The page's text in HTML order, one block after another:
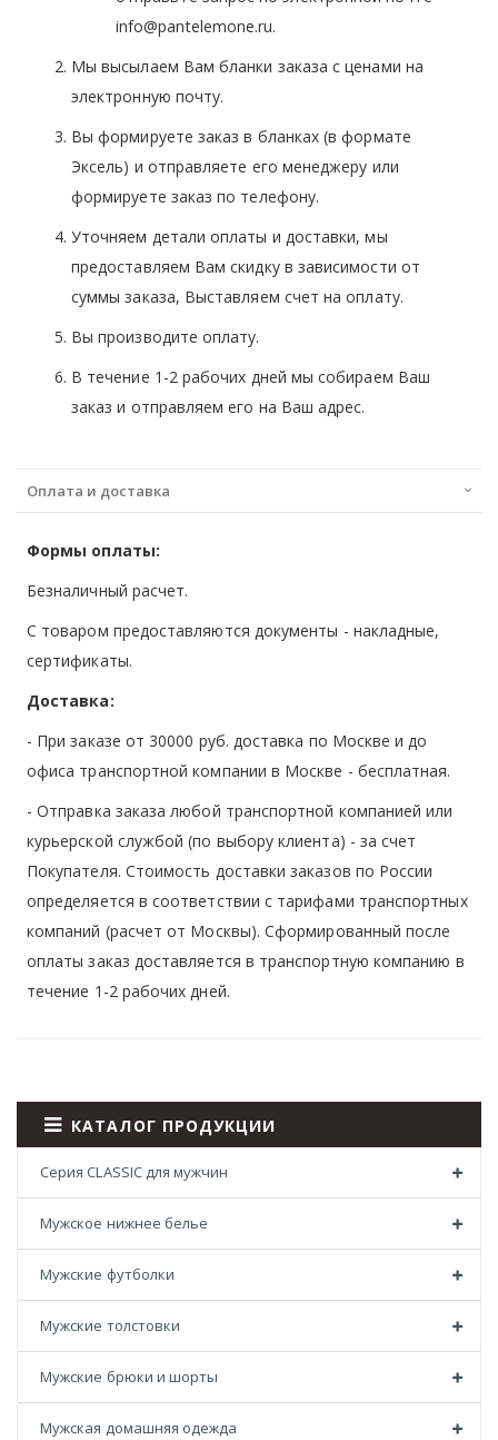
info@pantelemone.ru.
Мы высылаем Вам бланки заказа с ценами на
электронную почту.
Вы формируете заказ в бланках (в формате
Эксель) и отправляете его менеджеру или
формируете заказ по телефону.
Уточняем детали оплаты и доставки, мы
предоставляем Вам скидку в зависимости от
суммы заказа, Выставляем счет на оплату.
Вы производите оплату.
В течение 1-2 рабочих дней мы собираем Ваш
заказ и отправляем его на Ваш адрес.
Оплата и доставка
Формы оплаты:
Безналичный расчет.
С товаром предоставляются документы - накладные,
сертификаты.
Доставка:
- При заказе от 30000 руб. доставка по Москве и до
офиса транспортной компании в Москве - бесплатная.
- Отправка заказа любой транспортной компанией или
курьерской службой (по выбору клиента) - за счет
Покупателя. Стоимость доставки заказов по России
определяется в соответствии с тарифами транспортных
компаний (расчет от Москвы). Сформированный после
оплаты заказ доставляется в транспортную компанию в
течение 1-2 рабочих дней.
КАТАЛОГ ПРОДУКЦИИ
Серия CLASSIC для мужчин
Мужское нижнее белье
Мужские футболки
Мужские толстовки
Мужские брюки и шорты
Мужская домашняя одежда